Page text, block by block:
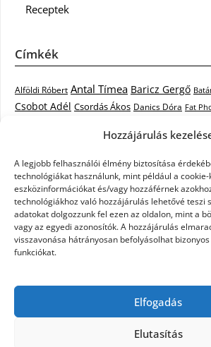
Hozzájárulás
A legjobb felhasználói élmény biztosítása
technológiákat használunk, mint például a
eszközinformációkat és/vagy hozzáférnek
technológiákhoz való hozzájárulás lehetővé teszi
adatokat dolgozzunk fel ezen az oldalon, mint a
vagy az egyedi azonosítók. A hozzájárulás
visszavonása hátrányosan befolyásolhat
funkciókat.
Elfogadás
Elutasítás
Receptek
Címkék
Alföldi Róbert Antal Tímea Baricz Gergő
Csobot Adél Csordás Ákos Danics Dóra Fat
Kovács László Stone
Krasznai Tünde Like LiL C. Malek Miklós
Nagy Feró Oláh Gergő Péterffy Lili
Cowell Szabó Dávid Szabó Ádám Szikora
Tarány Tamás Tóth Gabi Vastag Csaba
Kati X-factor X-FaktorX-
X-Faktor válogatásx faktor